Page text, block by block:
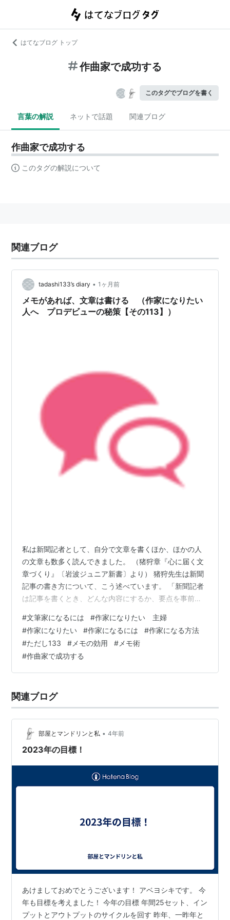
はてなブログ トップ
作曲家で成功する
このタグでブログを書く
言葉の解説 ネットで話題 関連ブログ
作曲家で成功する
このタグの解説について
関連ブログ
tadashi133’s diary • 1ヶ月前
メモがあれば、文章は書ける （作家になりたい
人へ プロデビューの秘策【その113】）
私は新聞記者として、自分で文章を書くほか、ほかの人
の文章も数多く読んできました。 （猪狩章『心に届く文
章づくり』〔岩波ジュニア新書〕より） 猪狩先生は新聞
記事の書き方について、こう述べています。 「新聞記者
は記事を書くとき、どんな内容にするか、要点を事前に
れらをどんな順序で配列するか考えます。」 取材メモを
もとに、要点を書き出し、順番を考える。 これはブログ
などでも同じやり方が使えます。 手帳を持ち歩き、「こ
れは書きとめておきたい」と思ったことはすぐにメモし
ておくようにすると、日常生活が取材になります。 芸術
#文筆家になるには #作家になりたい 主婦
#作家になりたい #作家になるには #作家になる方法
#ただし133 # メモの効用 # メモ術
#作曲家で成功する
関連ブログ
部屋とマンドリンと私 • 4年前
2023年の目標！
あけましておめでとうございます！ アベヨシキです。 今
年も目標を考えました！ 今年の目標 年間25セット、イン
プットとアウトプットのサイクルを回す 昨年、一昨年と